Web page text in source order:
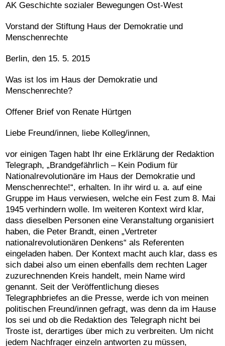
AK Geschichte sozialer Bewegungen Ost-West
Vorstand der Stiftung Haus der Demokratie und
Menschenrechte
Berlin, den 15. 5. 2015
Was ist los im Haus der Demokratie und
Menschenrechte?
Offener Brief von Renate Hürtgen
Liebe Freund/innen, liebe Kolleg/innen,
vor einigen Tagen habt Ihr eine Erklärung der Redaktion
Telegraph, „Brandgefährlich – Kein Podium für
Nationalrevolutionäre im Haus der Demokratie und
Menschenrechte!“, erhalten. In ihr wird u. a. auf eine
Gruppe im Haus verwiesen, welche ein Fest zum 8. Mai
1945 verhindern wolle. Im weiteren Kontext wird klar,
dass dieselben Personen eine Veranstaltung organisiert
haben, die Peter Brandt, einen „Vertreter
nationalrevolutionären Denkens“ als Referenten
eingeladen haben. Der Kontext macht auch klar, dass es
sich dabei also um einen ebenfalls dem rechten Lager
zuzurechnenden Kreis handelt, mein Name wird
genannt. Seit der Veröffentlichung dieses
Telegraphbriefes an die Presse, werde ich von meinen
politischen Freund/innen gefragt, was denn da im Hause
los sei und ob die Redaktion des Telegraph nicht bei
Troste ist, derartiges über mich zu verbreiten. Um nicht
jedem Nachfrager einzeln antworten zu müssen,